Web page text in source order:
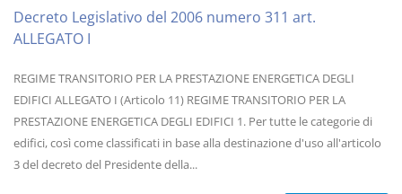
Decreto Legislativo del 2006 numero 311 art.
ALLEGATO I
REGIME TRANSITORIO PER LA PRESTAZIONE ENERGETICA DEGLI
EDIFICI ALLEGATO I (Articolo 11) REGIME TRANSITORIO PER LA
PRESTAZIONE ENERGETICA DEGLI EDIFICI 1. Per tutte le categorie di
edifici, così come classificati in base alla destinazione d'uso all'articolo
3 del decreto del Presidente della...